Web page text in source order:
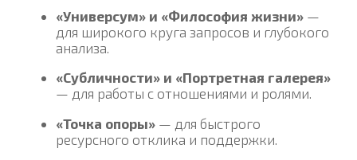
«Универсум» и «Философия жизни» —
для широкого круга запросов и глубокого
анализа.
«Субличности» и «Портретная галерея»
— для работы с отношениями и ролями.
«Точка опоры» — для быстрого
ресурсного отклика и поддержки.